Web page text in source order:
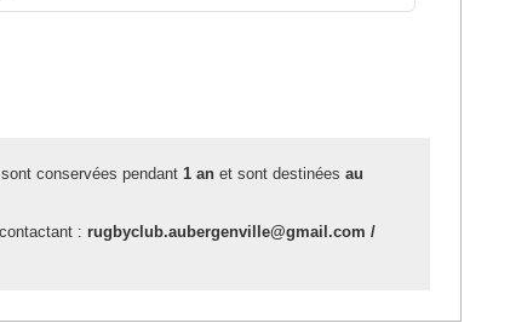
conservées pendant 1 an et sont destinées au
: rugbyclub.aubergenville@gmail.com /